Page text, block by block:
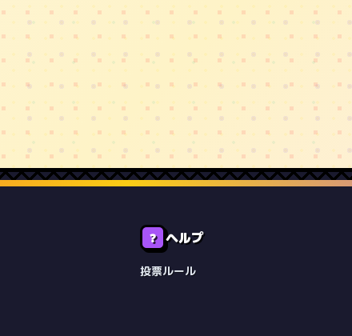
❓ ヘルプ
投票ルール